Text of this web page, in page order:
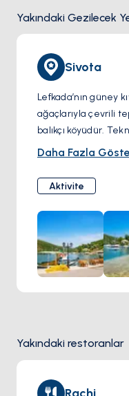
Yakındaki Gezilecek
Sivota
Lefkada’nın güney
ağaçlarıyla çevrili
balıkçı köyüdür.
süzülürken, sizi
Sivota küçük bir köy
boyunca sahil
ahtapot eşliğinde
çevredeki sakin
güvenli demirleme
burası dinlenmek
duraktır.
İster kısa bir mola
Daha Fazla
Aktivite
Yakındaki restoranlar